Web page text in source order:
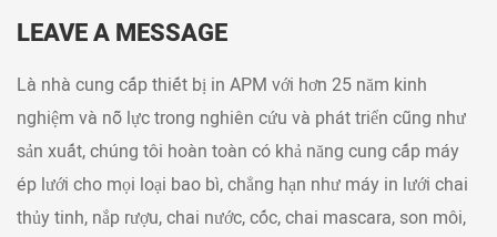
LEAVE A MESSAGE
Là nhà cung cấp thiết bị in APM với hơn 25 năm kinh
nghiệm và nỗ lực trong nghiên cứu và phát triển cũng như
sản xuất, chúng tôi hoàn toàn có khả năng cung cấp máy
ép lưới cho mọi loại bao bì, chẳng hạn như máy in lưới chai
thủy tinh, nắp rượu, chai nước, cốc, chai mascara, son môi,